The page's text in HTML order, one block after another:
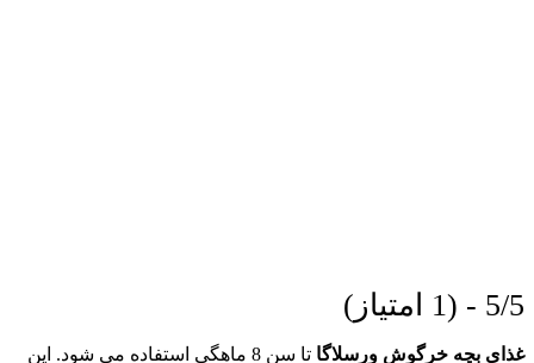
5/5 - (1 امتیاز)
غذای بچه خرگوش ورسلاگا
تا سن 8 ماهگی استفاده می شود. این